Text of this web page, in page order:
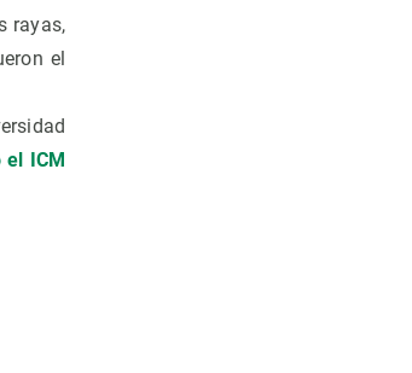
rayas,
el
el ICM